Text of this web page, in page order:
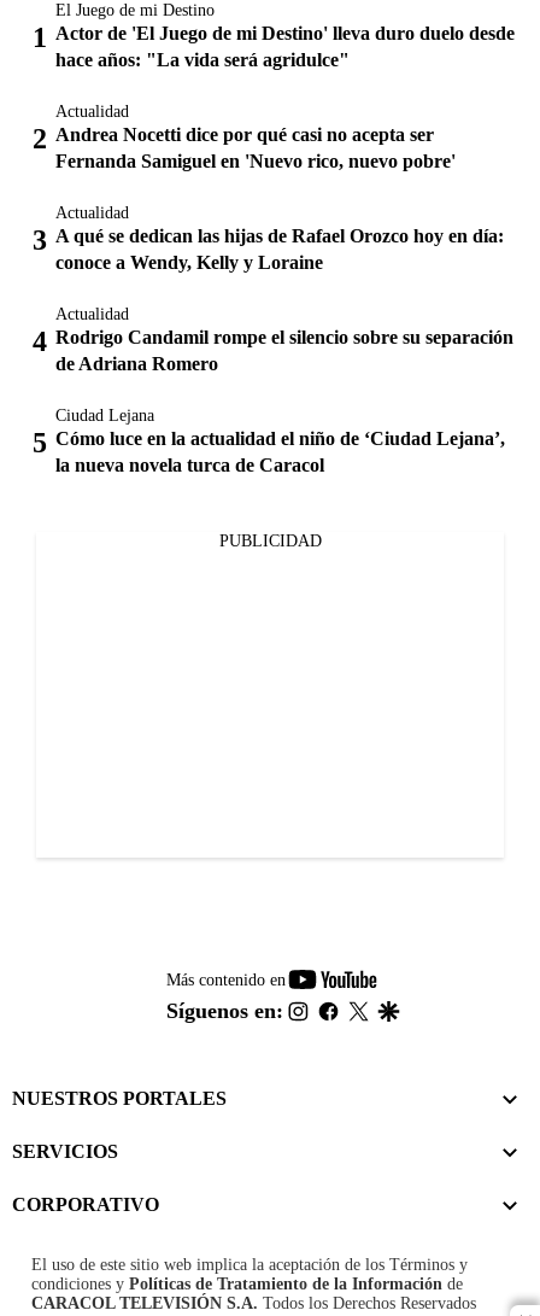
El Juego de mi Destino
Actor de 'El Juego de mi Destino' lleva duro duelo desde
hace años: "La vida será agridulce"
Actualidad
Andrea Nocetti dice por qué casi no acepta ser
Fernanda Samiguel en 'Nuevo rico, nuevo pobre'
Actualidad
A qué se dedican las hijas de Rafael Orozco hoy en día:
conoce a Wendy, Kelly y Loraine
Actualidad
Rodrigo Candamil rompe el silencio sobre su separación
de Adriana Romero
Ciudad Lejana
Cómo luce en la actualidad el niño de ‘Ciudad Lejana’,
la nueva novela turca de Caracol
PUBLICIDAD
Más contenido en
youtube-
footer
Síguenos en: instagram
facebook
twitter
NUESTROS PORTALES
SERVICIOS
CORPORATIVO
El uso de este sitio web implica la aceptación de los Términos y
condiciones y Políticas de Tratamiento de la Información de
CARACOL TELEVISIÓN S.A. Todos los Derechos Reservados